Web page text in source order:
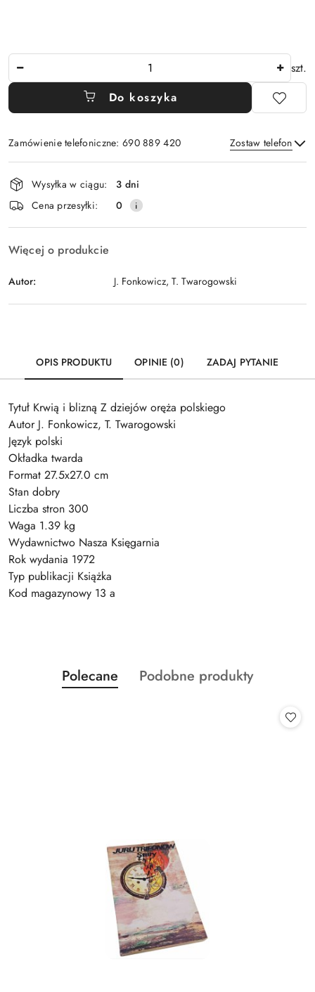
szt.
Do koszyka
Zamówienie telefoniczne: 690 889 420 Zostaw telefon
Wyślij
Dostępność
i
dostawa
Wysyłka w ciągu:
3 dni
Cena przesyłki:
0
Więcej o produkcie
Autor: J. Fonkowicz, T. Twarogowski
OPIS PRODUKTU OPINIE (0) ZADAJ PYTANIE
Tytuł Krwią i blizną Z dziejów oręża polskiego
Autor J. Fonkowicz, T. Twarogowski
Język polski
Okładka twarda
Format 27.5x27.0 cm
Stan dobry
Liczba stron 300
Waga 1.39 kg
Wydawnictwo Nasza Księgarnia
Rok wydania 1972
Typ publikacji Książka
Kod magazynowy 13 a
Pomiń karuzelę produktów
Produkty
o
Polecane
Produkty
Podobne produkty